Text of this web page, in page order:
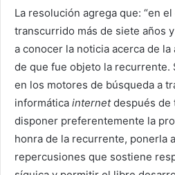
La resolución agrega que: “en
transcurrido más de siete años
a conocer la noticia acerca de
de que fue objeto la recurrente.
en los motores de búsqueda a
informática internetdespués de
disponer preferentemente la
honra de la recurrente, ponerla
repercusiones que sostiene